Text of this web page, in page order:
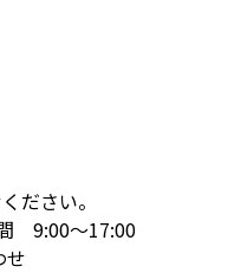
ださい。
9:00～17:00
せ